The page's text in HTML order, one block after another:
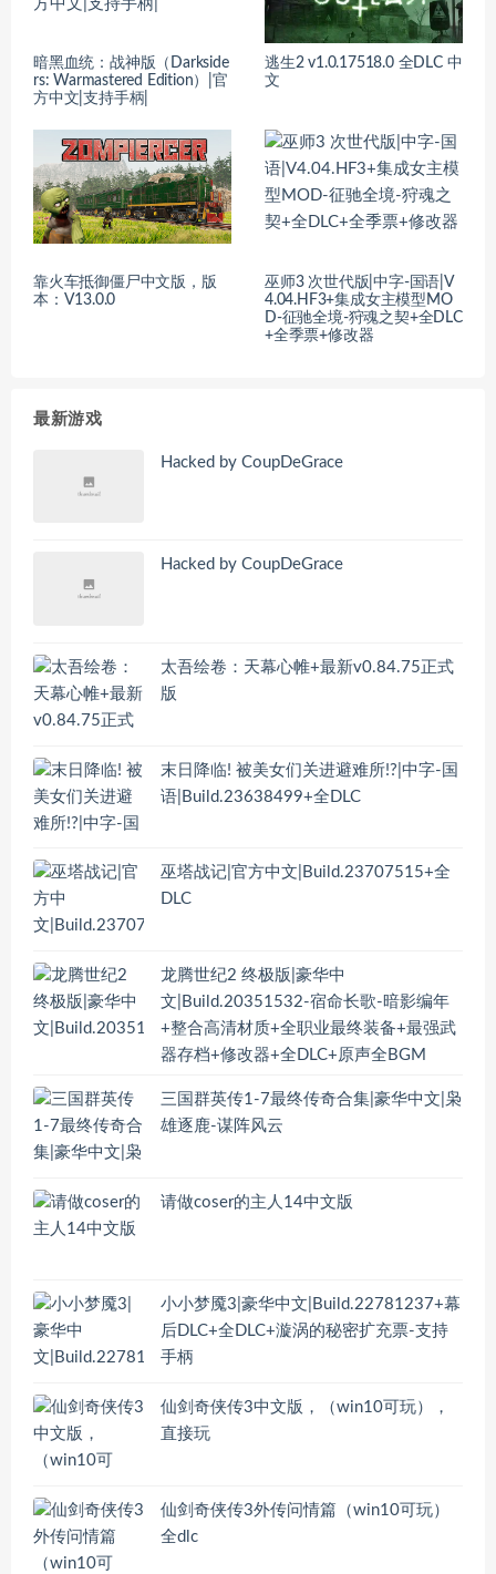
暗黑血统：战神版（Darkside
rs: Warmastered Edition）|官
方中文|支持手柄|
逃生2 v1.0.17518.0 全DLC 中
文
靠火车抵御僵尸中文版，版
本：V13.0.0
巫师3 次世代版|中字-国语|V
4.04.HF3+集成女主模型MO
D-征驰全境-狩魂之契+全DLC
+全季票+修改器
最新游戏
Hacked by CoupDeGrace
Hacked by CoupDeGrace
太吾绘卷：天幕心帷+最新v0.84.75正式
版
末日降临! 被美女们关进避难所!?|中字-国
语|Build.23638499+全DLC
巫塔战记|官方中文|Build.23707515+全
DLC
龙腾世纪2 终极版|豪华中
文|Build.20351532-宿命长歌-暗影编年
+整合高清材质+全职业最终装备+最强武
器存档+修改器+全DLC+原声全BGM
三国群英传1-7最终传奇合集|豪华中文|枭
雄逐鹿-谋阵风云
请做coser的主人14中文版
小小梦魇3|豪华中文|Build.22781237+幕
后DLC+全DLC+漩涡的秘密扩充票-支持
手柄
仙剑奇侠传3中文版，（win10可玩），
直接玩
仙剑奇侠传3外传问情篇（win10可玩）
全dlc